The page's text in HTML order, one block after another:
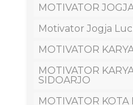
MOTIVATOR
Motivator Jogja
MOTIVATOR
MOTIVATOR
SIDOARJO
MOTIVATOR KOTA